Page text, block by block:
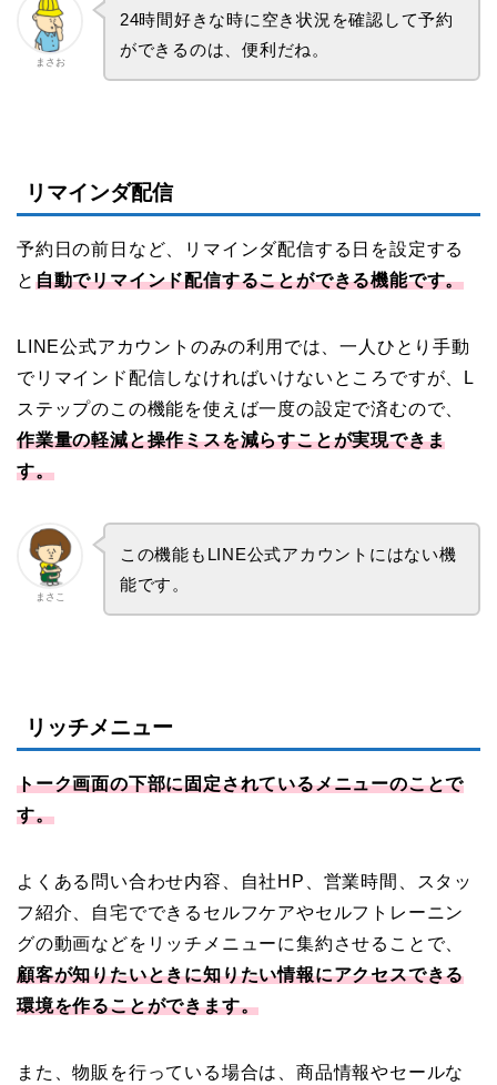
まさお
24時間好きな時に空き状況を確認して予約
ができるのは、便利だね。
リマインダ配信
予約日の前日など、リマインダ配信する日を設定する
と 自動でリマインド配信することができる機能です。
LINE公式アカウントのみの利用では、一人ひとり手動
でリマインド配信しなければいけないところですが、L
ステップのこの機能を使えば一度の設定で済むので、
作業量の軽減と操作ミスを減らすことが実現できま
す。
まさこ
この機能もLINE公式アカウントにはない機
能です。
リッチメニュー
トーク画面の下部に固定されているメニューのことで
す。
よくある問い合わせ内容、自社HP、営業時間、スタッ
フ紹介、自宅でできるセルフケアやセルフトレーニン
グの動画などをリッチメニューに集約させることで、
顧客が知りたいときに知りたい情報にアクセスできる
環境を作ることができます。
また、物販を行っている場合は、商品情報やセールな